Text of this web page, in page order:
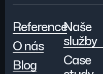
Reference
O nás
Blog
Naše
služby
Case